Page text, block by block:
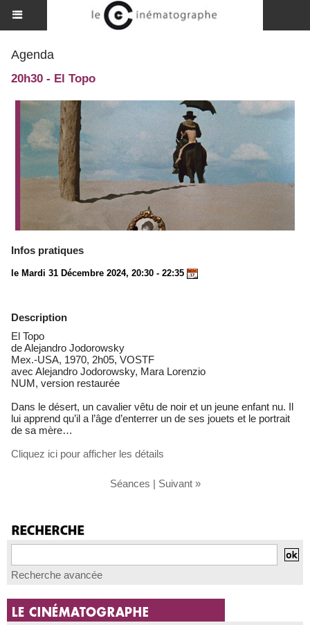
Agenda
20h30 - El Topo
Infos pratiques
le Mardi 31 Décembre 2024, 20:30 - 22:35
Description
El Topo
de Alejandro Jodorowsky
Mex.-USA, 1970, 2h05, VOSTF
avec Alejandro Jodorowsky, Mara Lorenzio
NUM, version restaurée
Dans le désert, un cavalier vêtu de noir et un jeune enfant nu. Il
lui apprend qu’il a l’âge d’enterrer un de ses jouets et le portrait
de sa mère…
Cliquez ici pour afficher les détails
Séances | Suivant »
Recherche avancée